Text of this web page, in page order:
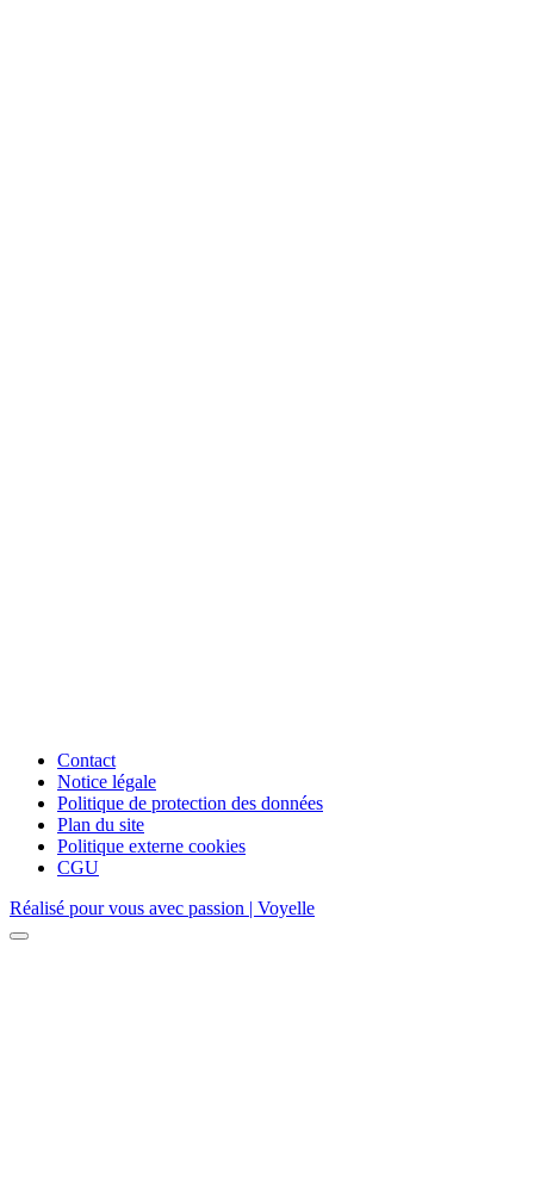
Contact
Notice légale
Politique de protection des données
Plan du site
Politique externe cookies
CGU
Réalisé pour vous avec passion | Voyelle